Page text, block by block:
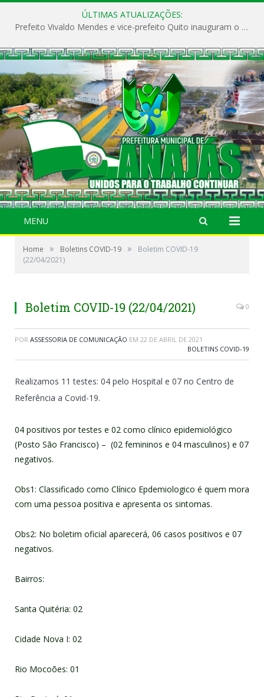
ÚLTIMAS ATUALIZAÇÕES:
Prefeito Vivaldo Mendes e vice-prefeito Quito inauguram o CAPS e fortalecem a saúde pública em Anajás.
MENU
Home » Boletins COVID-19 »
Boletim COVID-19
(22/04/2021)
Boletim COVID-19 (22/04/2021) 0
POR ASSESSORIA DE COMUNICAÇÃO EM 22 DE ABRIL DE 2021
BOLETINS COVID-19
Realizamos 11 testes: 04 pelo Hospital e 07 no Centro de
Referência a Covid-19.
04 positivos por testes e 02 como clínico epidemiológico
(Posto São Francisco) – (02 femininos e 04 masculinos) e 07
negativos.
Obs1: Classificado como Clínico Epdemiologico é quem mora
com uma pessoa positiva e apresenta os sintomas.
Obs2: No boletim oficial aparecerá, 06 casos positivos e 07
negativos.
Bairros:
Santa Quitéria: 02
Cidade Nova I: 02
Rio Mocoões: 01